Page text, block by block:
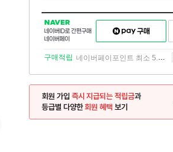
NAVER
네이버
ID로
간편구매
네이버페이
구매하기
구매적립 네이버페이포인트 최소 5.5% 적립
회원 가입 즉시 지급되는 적립금과
등급별 다양한회원 혜택 보기